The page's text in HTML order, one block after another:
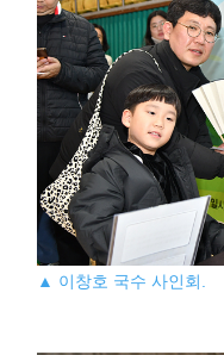
▲ 이창호 국수 사인회.